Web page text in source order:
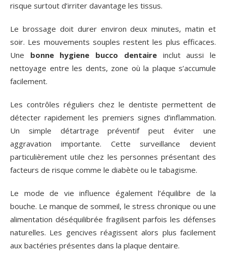
risque surtout d’irriter davantage les tissus.
Le brossage doit durer environ deux minutes, matin et
soir. Les mouvements souples restent les plus efficaces.
Une bonne hygiene bucco dentaireinclut aussi le
nettoyage entre les dents, zone où la plaque s’accumule
facilement.
Les contrôles réguliers chez le dentiste permettent de
détecter rapidement les premiers signes d’inflammation.
Un simple détartrage préventif peut éviter une
aggravation importante. Cette surveillance devient
particulièrement utile chez les personnes présentant des
facteurs de risque comme le diabète ou le tabagisme.
Le mode de vie influence également l’équilibre de la
bouche. Le manque de sommeil, le stress chronique ou une
alimentation déséquilibrée fragilisent parfois les défenses
naturelles. Les gencives réagissent alors plus facilement
aux bactéries présentes dans la plaque dentaire.